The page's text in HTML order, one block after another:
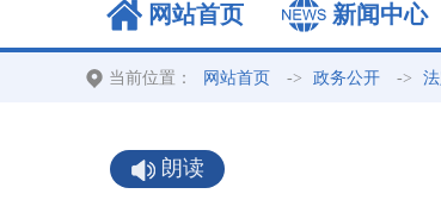
网站首页 新闻中心
当前位置： 网站首页 -> 政务公开 ->
朗读